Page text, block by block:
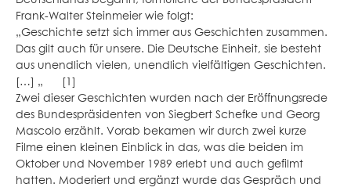
Frank-Walter Steinmeier wie folgt:
„Geschichte setzt sich immer aus Geschichten zusammen.
Das gilt auch für unsere. Die Deutsche Einheit, sie besteht
aus unendlich vielen, unendlich vielfältigen Geschichten.
[…] „ [1]
Zwei dieser Geschichten wurden nach der Eröffnungsrede
des Bundespräsidenten von Siegbert Schefke und Georg
Mascolo erzählt. Vorab bekamen wir durch zwei kurze
Filme einen kleinen Einblick in das, was die beiden im
Oktober und November 1989 erlebt und auch gefilmt
hatten. Moderiert und ergänzt wurde das Gespräch und